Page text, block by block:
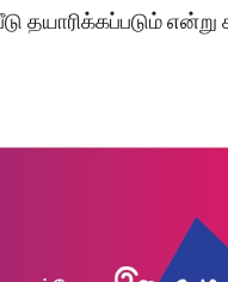
தயாரிக்கப்படும்